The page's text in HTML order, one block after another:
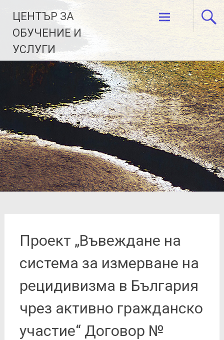
content
ЦЕНТЪР ЗА
ОБУЧЕНИЕ И
УСЛУГИ
Проект „Въвеждане на
система за измерване на
рецидивизма в България
чрез активно гражданско
участие“ Договор №